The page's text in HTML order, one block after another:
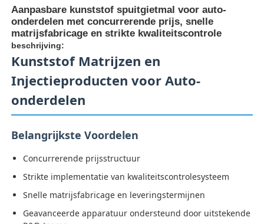
Aanpasbare kunststof spuitgietmal voor auto-
onderdelen met concurrerende prijs, snelle
matrijsfabricage en strikte kwaliteitscontrole
beschrijving:
Kunststof Matrijzen en
Injectieproducten voor Auto-
onderdelen
Belangrijkste Voordelen
Concurrerende prijsstructuur
Strikte implementatie van kwaliteitscontrolesysteem
Snelle matrijsfabricage en leveringstermijnen
Geavanceerde apparatuur ondersteund door uitstekende